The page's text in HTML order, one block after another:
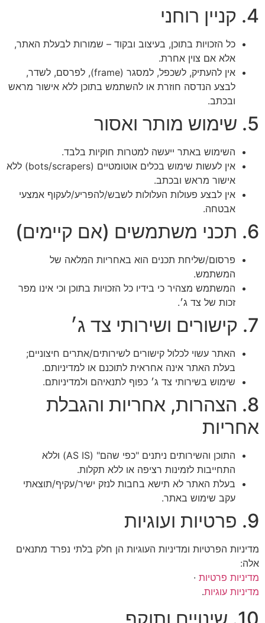
כל הזכויות בתוכן, בעיצוב ובקוד – שמורות לבעלת האתר,
אלא אם צוין אחרת.
אין להעתיק, לשכפל, למסגר (frame), לפרסם, לשדר,
לבצע הנדסה חוזרת או להשתמש בתוכן ללא אישור מראש
השימוש באתר ייעשה למטרות חוקיות בלבד.
אין לעשות שימוש בכלים אוטומטיים (bots/scrapers) ללא
אישור מראש ובכתב.
אין לבצע פעולות העלולות לשבש/להפריע/לעקוף אמצעי
אבטחה.
פרסום/שליחת תכנים הוא באחריות המלאה של
המשתמש.
המשתמש מצהיר כי בידיו כל הזכויות בתוכן וכי אינו מפר
זכות של צד ג׳.
האתר עשוי לכלול קישורים לשירותים/אתרים חיצוניים;
בעלת האתר אינה אחראית לתוכנם או למדיניותם.
שימוש בשירותי צד ג׳ כפוף לתנאיהם ולמדיניותם.
הצהרות, אחריות והגבלת
התוכן והשירותים ניתנים "כפי שהם" (AS IS) וללא
התחייבות לזמינות רציפה או ללא תקלות.
בעלת האתר לא תישא בחבות לנזק ישיר/עקיף/תוצאתי
עקב שימוש באתר.
הפרטיות ומדיניות העוגיות הן חלק בלתי נפרד מתנאים
פרטיות ·
עוגיות.